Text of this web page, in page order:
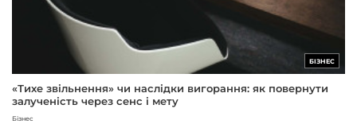
БІЗНЕС
«Тихе звільнення» чи наслідки вигорання: як повернути
залученість через сенс і мету
Бізнес